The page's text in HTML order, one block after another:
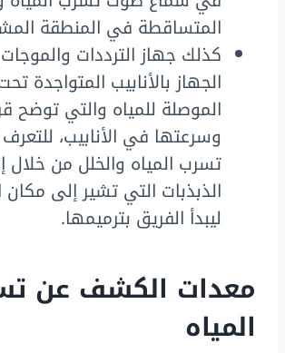
المتساقطة في المنطقة
كذلك جهاز الترددات
الجهاز بالأنابيب المتواجدة
الموصلة للمياه والتي توضح
وسرعتها في الأنابيب،
تسرب المياه والخلل من خلال
الذبذبات التي تشير إلى
ليبدأ الفريق بترميمها.
معدات الكشف عن
المياه